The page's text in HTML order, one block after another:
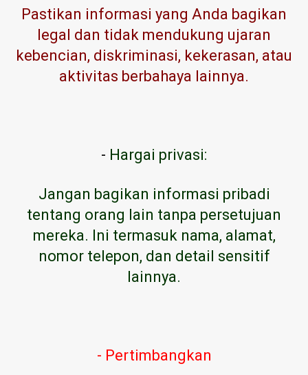
Pastikan informasi yang Anda bagikan
legal dan tidak mendukung ujaran
kebencian, diskriminasi, kekerasan, atau
aktivitas berbahaya lainnya.
- Hargai privasi:
Jangan bagikan informasi pribadi
tentang orang lain tanpa persetujuan
mereka. Ini termasuk nama, alamat,
nomor telepon, dan detail sensitif
lainnya.
- Pertimbangkan